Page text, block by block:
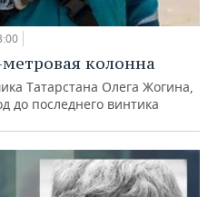
колонна
Татарстана Олега Жогина,
до последнего винтика